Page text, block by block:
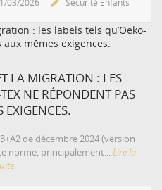
03/2026 Sécurité Enfants
LA MIGRATION : LES
NE RÉPONDENT PAS
EXIGENCES.
de décembre 2024 (version
norme, principalement...Lire la